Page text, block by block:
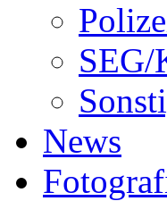
SEG/
News